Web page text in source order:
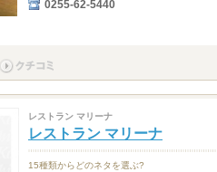
0255-62-5440
レストラン マリーナ
レストラン マリーナ
15種類からどのネタを選ぶ?